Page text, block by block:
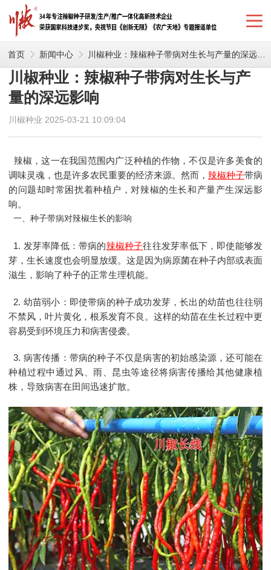
首页 新闻中心 川椒种业：辣椒种子带病对生长与产量的深远影响
川椒种业：辣椒种子带病对生长与产
量的深远影响
川椒种业 2025-03-21 10:09:04
辣椒，这一在我国范围内广泛种植的作物，不仅是许多美食的
调味灵魂，也是许多农民重要的经济来源。然而， 辣椒种子带病
的问题却时常困扰着种植户，对辣椒的生长和产量产生深远影
响。
一、种子带病对辣椒生长的影响
1. 发芽率降低：带病的辣椒种子往往发芽率低下，即使能够发
芽，生长速度也会明显放缓。这是因为病原菌在种子内部或表面
滋生，影响了种子的正常生理机能。
2. 幼苗弱小：即使带病的种子成功发芽，长出的幼苗也往往弱
不禁风，叶片黄化，根系发育不良。这样的幼苗在生长过程中更
容易受到环境压力和病害侵袭。
3. 病害传播：带病的种子不仅是病害的初始感染源，还可能在
种植过程中通过风、雨、昆虫等途径将病害传播给其他健康植
株，导致病害在田间迅速扩散。